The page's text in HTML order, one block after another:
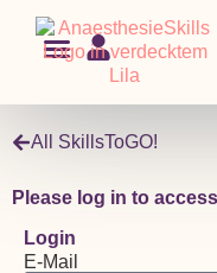
All SkillsToGO!
Please log in to
Login
E-Mail